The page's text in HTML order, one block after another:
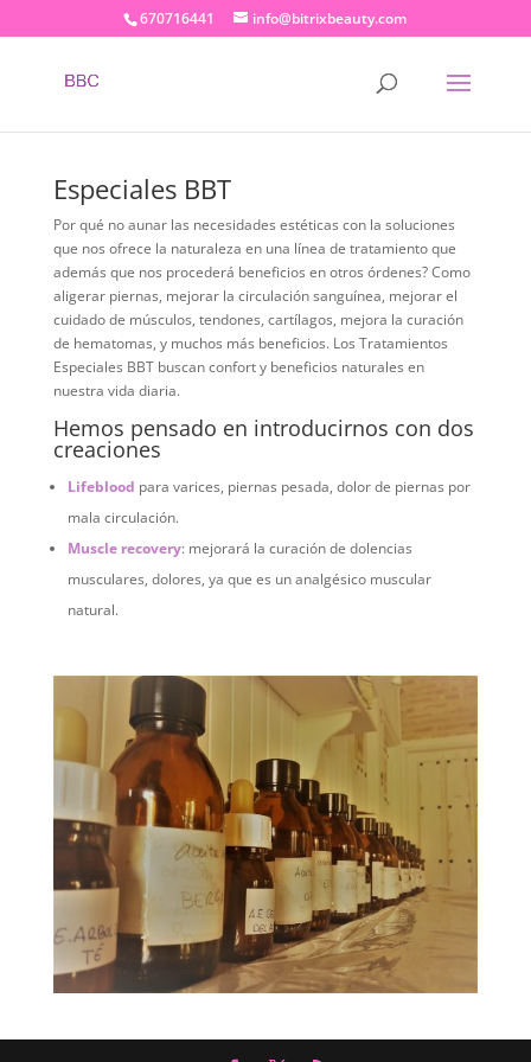
670716441 info@bitrixbeauty.com
Especiales BBT
Por qué no aunar las necesidades estéticas con la soluciones
que nos ofrece la naturaleza en una línea de tratamiento que
además que nos procederá beneficios en otros órdenes? Como
aligerar piernas, mejorar la circulación sanguínea, mejorar el
cuidado de músculos, tendones, cartílagos, mejora la curación
de hematomas, y muchos más beneficios. Los Tratamientos
Especiales BBT buscan confort y beneficios naturales en
nuestra vida diaria.
Hemos pensado en introducirnos con dos
creaciones
Lifeblood para varices, piernas pesada, dolor de piernas por
mala circulación.
Muscle recovery: mejorará la curación de dolencias
musculares, dolores, ya que es un analgésico muscular
natural.